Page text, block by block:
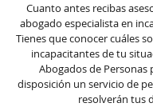
Cuanto antes recibas
abogado especialista en
Tienes que conocer cuáles
incapacitantes de tu
Abogados de Personas
disposición un servicio de
resolverán tus